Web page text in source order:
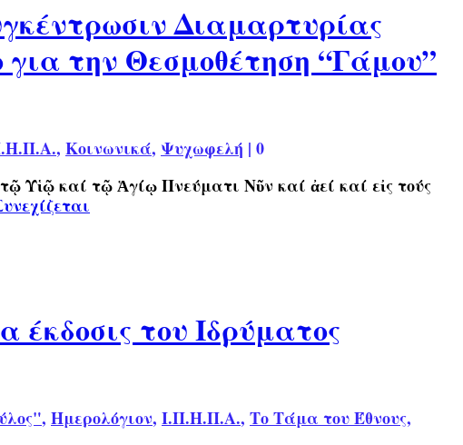
Διαμαρτυρίας
την Θεσμοθέτηση “Γάμου”
, Κοινωνικά, Ψυχωφελή | 0
καί τῷ Ἁγίῳ Πνεύματι Νῦν καί ἀεί καί εἰς τούς
έκδοσις του Ιδρύματος
, Ημερολόγιον, Ι.Π.Η.Π.Α., Το Τάμα του Έθνους,